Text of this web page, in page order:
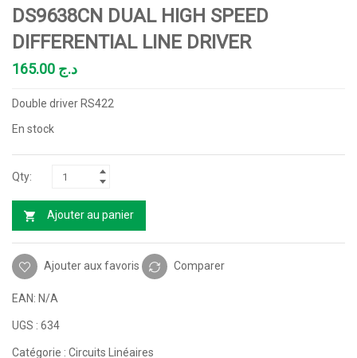
DS9638CN DUAL HIGH SPEED
DIFFERENTIAL LINE DRIVER
د.ج
Double driver RS422
En stock
Ajouter au panier
Ajouter aux favoris Comparer
EAN: N/A
UGS : 634
Catégorie : Circuits Linéaires